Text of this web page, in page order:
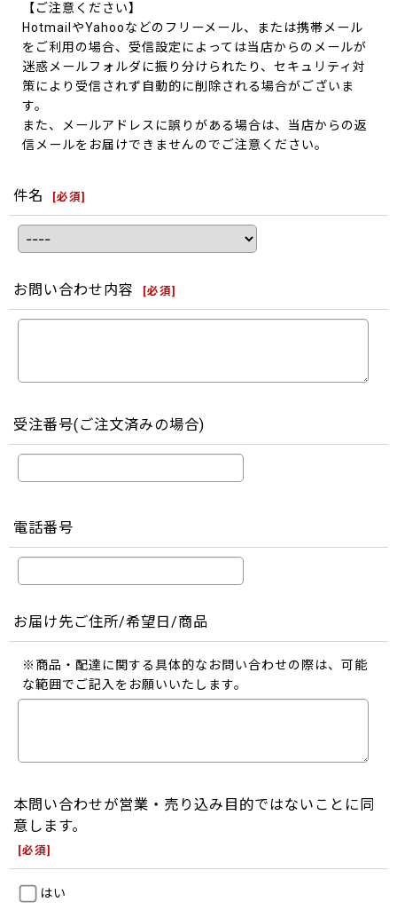
【ご注意ください】
HotmailやYahooなどのフリーメール、または携帯メール
をご利用の場合、受信設定によっては当店からのメールが
迷惑メールフォルダに振り分けられたり、セキュリティ対
策により受信されず自動的に削除される場合がございま
す。
また、メールアドレスに誤りがある場合は、当店からの返
信メールをお届けできませんのでご注意ください。
件名 [必須]
お問い合わせ内容 [必須]
受注番号(ご注文済みの場合)
電話番号
お届け先ご住所/希望日/商品
※商品・配達に関する具体的なお問い合わせの際は、可能
な範囲でご記入をお願いいたします。
本問い合わせが営業・売り込み目的ではないことに同
意します。
[必須]
はい